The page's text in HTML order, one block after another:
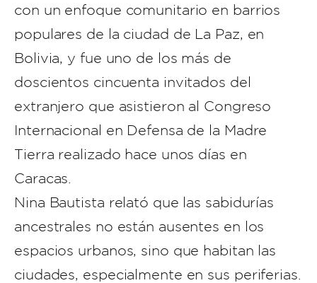
con un enfoque comunitario en barrios
populares de la ciudad de La Paz, en
Bolivia, y fue uno de los más de
doscientos cincuenta invitados del
extranjero que asistieron al Congreso
Internacional en Defensa de la Madre
Tierra realizado hace unos días en
Caracas.
Nina Bautista relató que las sabidurías
ancestrales no están ausentes en los
espacios urbanos, sino que habitan las
ciudades, especialmente en sus periferias.